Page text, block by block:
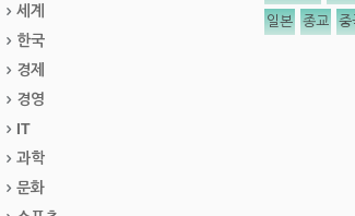
세계
한국
경제
경영
IT
과학
문화
일본 종교 중